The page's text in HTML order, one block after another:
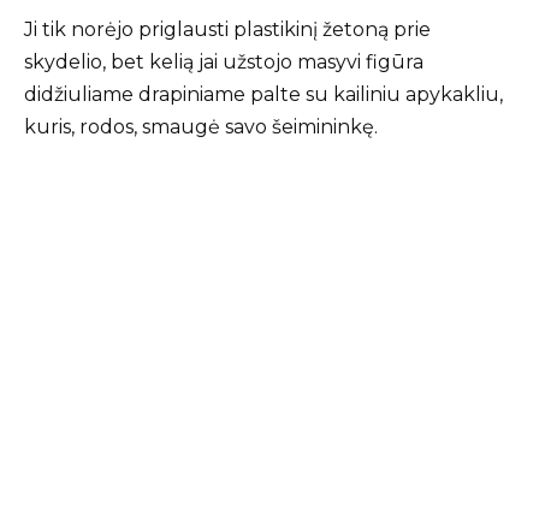
Ji tik norėjo priglausti plastikinį žetoną prie
skydelio, bet kelią jai užstojo masyvi figūra
didžiuliame drapiniame paltе su kailiniu apykakliu,
kuris, rodos, smaugė savo šeimininkę.